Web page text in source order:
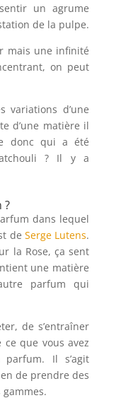
un agrume
de la pulpe.
mais une infinité
on peut
variations d’une
d’une matière il
donc qui a été
? Il y a
?
dans lequel
de Serge Lutens.
la Rose, ça sent
une matière
parfum qui
de s’entraîner
que vous avez
Il s’agit
de prendre des